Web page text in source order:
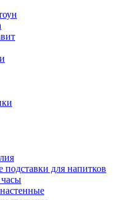
подставки для напитков